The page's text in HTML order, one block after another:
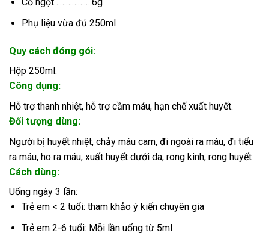
Cỏ ngọt…………….…6g
Phụ liệu vừa đủ 250ml
Quy cách đóng gói:
Hộp 250ml.
Công dụng:
Hỗ trợ thanh nhiệt, hỗ trợ cầm máu, hạn chế xuất huyết.
Đối tượng dùng:
Người bị huyết nhiệt, chảy máu cam, đi ngoài ra máu, đi tiểu
ra máu, ho ra máu, xuất huyết dưới da, rong kinh, rong huyết
Cách dùng:
Uống ngày 3 lần:
Trẻ em < 2 tuổi: tham khảo ý kiến chuyên gia
Trẻ em 2-6 tuổi: Mỗi lần uống từ 5ml